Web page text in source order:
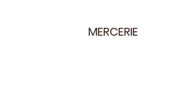
MERCERIE